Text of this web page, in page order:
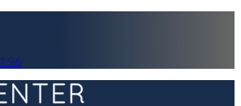
96